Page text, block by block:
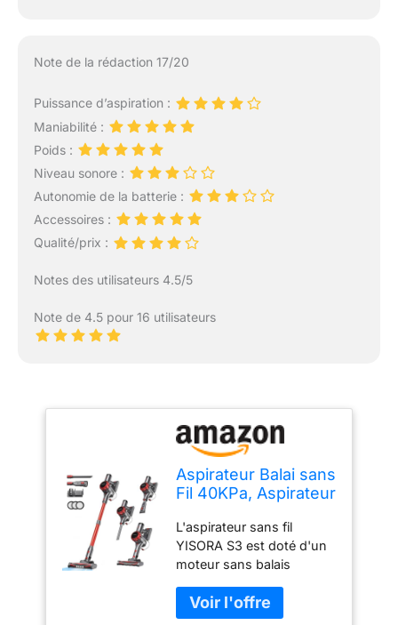
Note de la rédaction 17/20
Puissance d’aspiration :
Maniabilité :
Poids :
Niveau sonore :
Autonomie de la batterie :
Accessoires :
Qualité/prix :
Notes des utilisateurs 4.5/5
Note de 4.5 pour 16 utilisateurs
Aspirateur Balai sans
Fil 40KPa, Aspirateur
Aspirateurs 55min
d'autonomie,
Batterie Amovible,
Aspirateur Balai avec
écran LED pour
L'aspirateur sans fil
YISORA S3 est doté d'un
moteur sans balais
une forte puissance
d'aspiration de 40000Pa